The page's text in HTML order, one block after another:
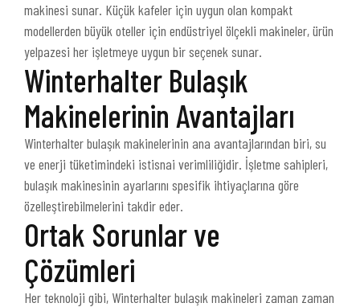
makinesi sunar. Küçük kafeler için uygun olan kompakt
modellerden büyük oteller için endüstriyel ölçekli makineler, ürün
yelpazesi her işletmeye uygun bir seçenek sunar.
Winterhalter Bulaşık
Makinelerinin Avantajları
Winterhalter bulaşık makinelerinin ana avantajlarından biri, su
ve enerji tüketimindeki istisnai verimliliğidir. İşletme sahipleri,
bulaşık makinesinin ayarlarını spesifik ihtiyaçlarına göre
özelleştirebilmelerini takdir eder.
Ortak Sorunlar ve
Çözümleri
Her teknoloji gibi, Winterhalter bulaşık makineleri zaman zaman